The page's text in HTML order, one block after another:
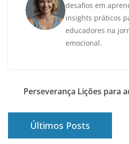
desafios em
insights práticos
educadores na
emocional.
Perseverança Lições para
Últimos Posts